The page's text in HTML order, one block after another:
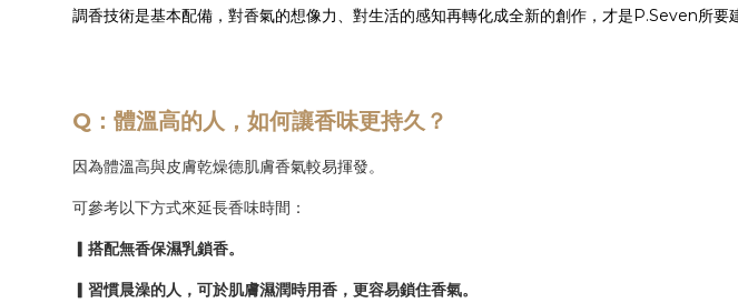
調香技術是基本配備，對香氣的想像力、對生活的感知再轉化成全新的創作，才是P.Seven所要
Q：體溫高的人，如何讓香味更持久？
因為體溫高與皮膚乾燥德肌膚香氣較易揮發。
可參考以下方式來延長香味時間：
▎搭配無香保濕乳鎖香。
▎習慣晨澡的人，可於肌膚濕潤時用香，更容易鎖住香氣。